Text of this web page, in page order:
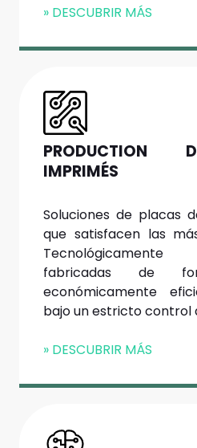
» DESCUBRIR MÁS
PRODUCTION
IMPRIMÉS
Soluciones de placas
que satisfacen las
fabricadas de
económicamente
bajo un estricto control
» DESCUBRIR MÁS